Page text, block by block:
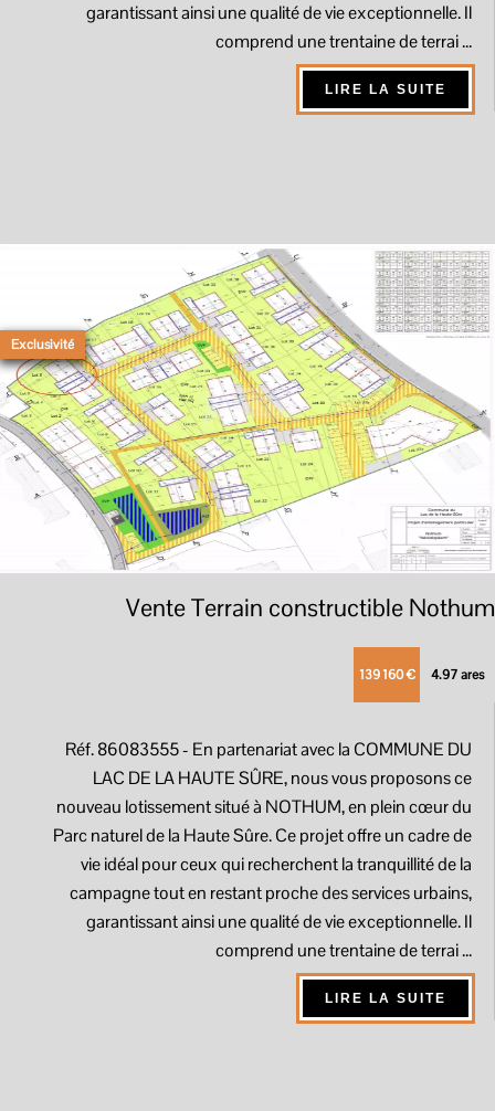
garantissant ainsi une qualité de vie exceptionnelle. Il
comprend une trentaine de terrai ...
LIRE LA SUITE
Vente Terrain constructible Nothum
139 160 € 4.97 ares
Réf. 86083555- En partenariat avec la COMMUNE DU
LAC DE LA HAUTE SÛRE, nous vous proposons ce
nouveau lotissement situé à NOTHUM, en plein cœur du
Parc naturel de la Haute Sûre. Ce projet offre un cadre de
vie idéal pour ceux qui recherchent la tranquillité de la
campagne tout en restant proche des services urbains,
garantissant ainsi une qualité de vie exceptionnelle. Il
comprend une trentaine de terrai ...
LIRE LA SUITE
Exclusivité